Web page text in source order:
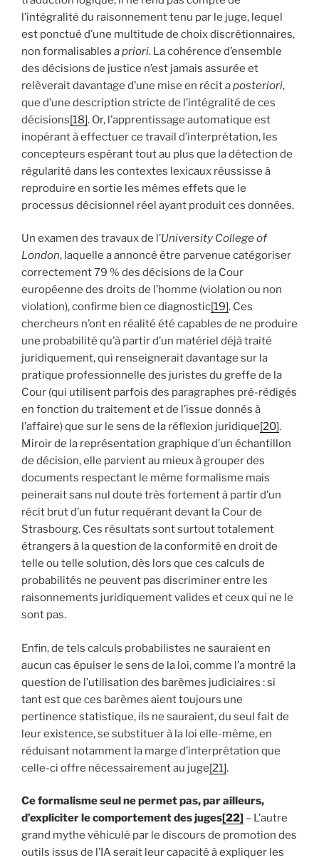
l’intégralité du raisonnement tenu par le juge, lequel
est ponctué d’une multitude de choix discrétionnaires,
non formalisables a priori. La cohérence d’ensemble
des décisions de justice n’est jamais assurée et
relèverait davantage d’une mise en récita posteriori,
que d’une description stricte de l’intégralité de ces
décisions[18]. Or, l’apprentissage automatique est
inopérant à effectuer ce travail d’interprétation, les
concepteurs espérant tout au plus que la détection de
régularité dans les contextes lexicaux réussisse à
reproduire en sortie les mêmes effets que le
processus décisionnel réel ayant produit ces données.
Un examen des travaux de l’University College of
London, laquelle a annoncé être parvenue catégoriser
correctement 79 % des décisions de la Cour
européenne des droits de l’homme (violation ou non
violation), confirme bien ce diagnostic[19]. Ces
chercheurs n’ont en réalité été capables de ne produire
une probabilité qu’à partir d’un matériel déjà traité
juridiquement, qui renseignerait davantage sur la
pratique professionnelle des juristes du greffe de la
Cour (qui utilisent parfois des paragraphes pré-rédigés
en fonction du traitement et de l’issue donnés à
l’affaire) que sur le sens de la réflexion juridique[20].
Miroir de la représentation graphique d’un échantillon
de décision, elle parvient au mieux à grouper des
documents respectant le même formalisme mais
peinerait sans nul doute très fortement à partir d’un
récit brut d’un futur requérant devant la Cour de
Strasbourg. Ces résultats sont surtout totalement
étrangers à la question de la conformité en droit de
telle ou telle solution, dès lors que ces calculs de
probabilités ne peuvent pas discriminer entre les
raisonnements juridiquement valides et ceux qui ne le
sont pas.
Enfin, de tels calculs probabilistes ne sauraient en
aucun cas épuiser le sens de la loi, comme l’a montré la
question de l’utilisation des barèmes judiciaires : si
tant est que ces barèmes aient toujours une
pertinence statistique, ils ne sauraient, du seul fait de
leur existence, se substituer à la loi elle-même, en
réduisant notamment la marge d’interprétation que
celle-ci offre nécessairement au juge[21].
Ce formalisme seul ne permet pas, par ailleurs,
d’expliciter le comportement des juges[22] – L’autre
grand mythe véhiculé par le discours de promotion des
outils issus de l’IA serait leur capacité à expliquer les